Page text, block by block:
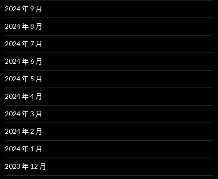
2024 年 9 月
2024 年 8 月
2024 年 7 月
2024 年 6 月
2024 年 5 月
2024 年 4 月
2024 年 3 月
2024 年 2 月
2024 年 1 月
2023 年 12 月